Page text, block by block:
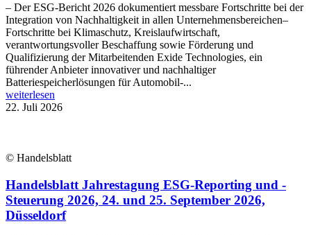
– Der ESG-Bericht 2026 dokumentiert messbare Fortschritte bei der
Integration von Nachhaltigkeit in allen Unternehmensbereichen–
Fortschritte bei Klimaschutz, Kreislaufwirtschaft,
verantwortungsvoller Beschaffung sowie Förderung und
Qualifizierung der Mitarbeitenden Exide Technologies, ein
führender Anbieter innovativer und nachhaltiger
Batteriespeicherlösungen für Automobil-...
weiterlesen
22. Juli 2026
© Handelsblatt
Handelsblatt Jahrestagung ESG-Reporting und -
Steuerung 2026, 24. und 25. September 2026,
Düsseldorf